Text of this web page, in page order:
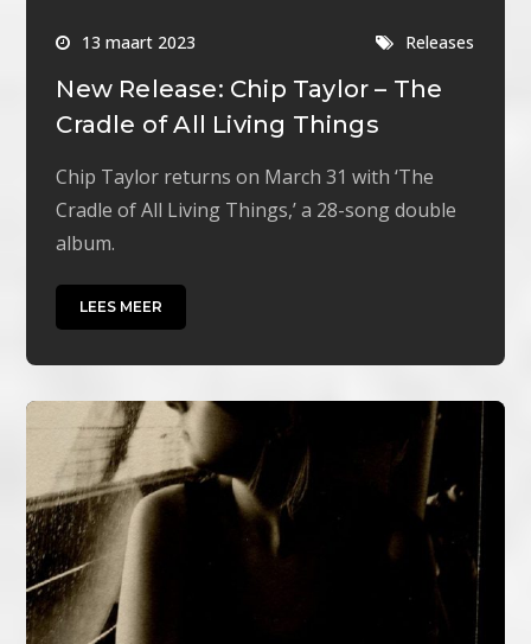
13 maart 2023 Releases
New Release: Chip Taylor – The
Cradle of All Living Things
Chip Taylor returns on March 31 with ‘The
Cradle of All Living Things,’ a 28-song double
album.
LEES MEER